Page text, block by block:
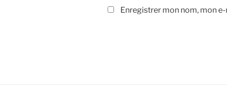
Enregistrer mon nom, mon